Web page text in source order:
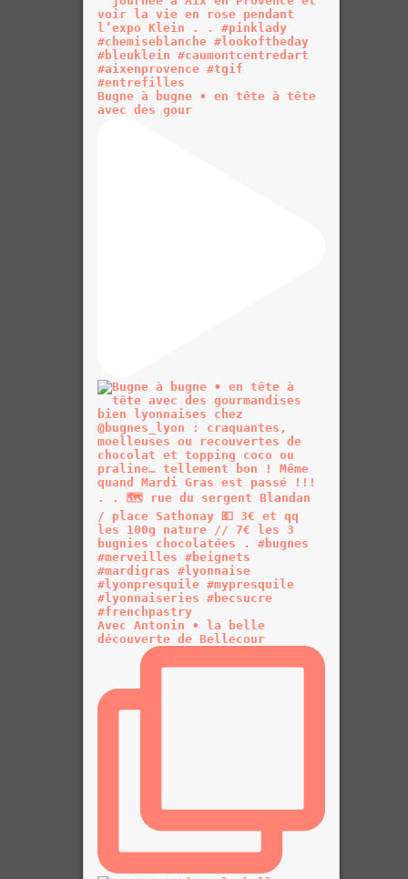
Bugne à bugne • en tête à tête
avec des gour
Avec Antonin • la belle
découverte de Bellecour